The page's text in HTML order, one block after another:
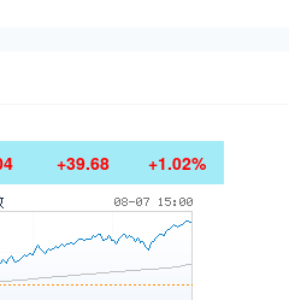
+39.68 +1.02%